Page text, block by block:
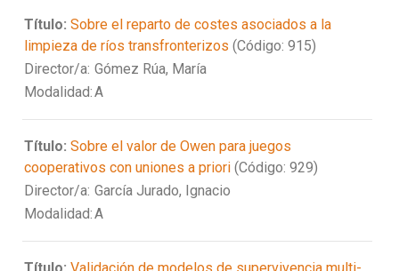
Título: Sobre el reparto de costes asociados a la
limpieza de ríos transfronterizos (Código: 915)
Director/a: Gómez Rúa, María
Modalidad:A
Título: Sobre el valor de Owen para juegos
cooperativos con uniones a priori (Código: 929)
Director/a: García Jurado, Ignacio
Modalidad:A